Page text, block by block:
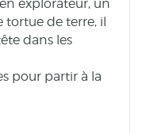
explorateur, un
tortue de terre, il
dans les
pour partir à la